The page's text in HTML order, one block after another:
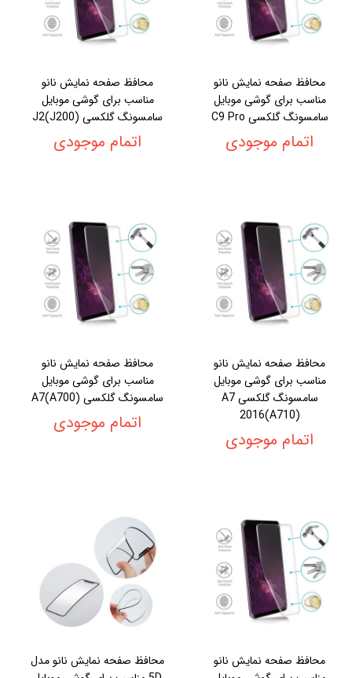
محافظ صفحه نمایش نانو
مناسب برای گوشی موبایل
سامسونگ گلکسی C9 Pro
اتمام موجودی
محافظ صفحه نمایش نانو
مناسب برای گوشی موبایل
سامسونگ گلکسی J2(J200)
اتمام موجودی
محافظ صفحه نمایش نانو
مناسب برای گوشی موبایل
سامسونگ گلکسی A7
2016(A710)
اتمام موجودی
محافظ صفحه نمایش نانو
مناسب برای گوشی موبایل
سامسونگ گلکسی A7(A700)
اتمام موجودی
محافظ صفحه نمایش نانو
محافظ صفحه نمایش نانو مدل